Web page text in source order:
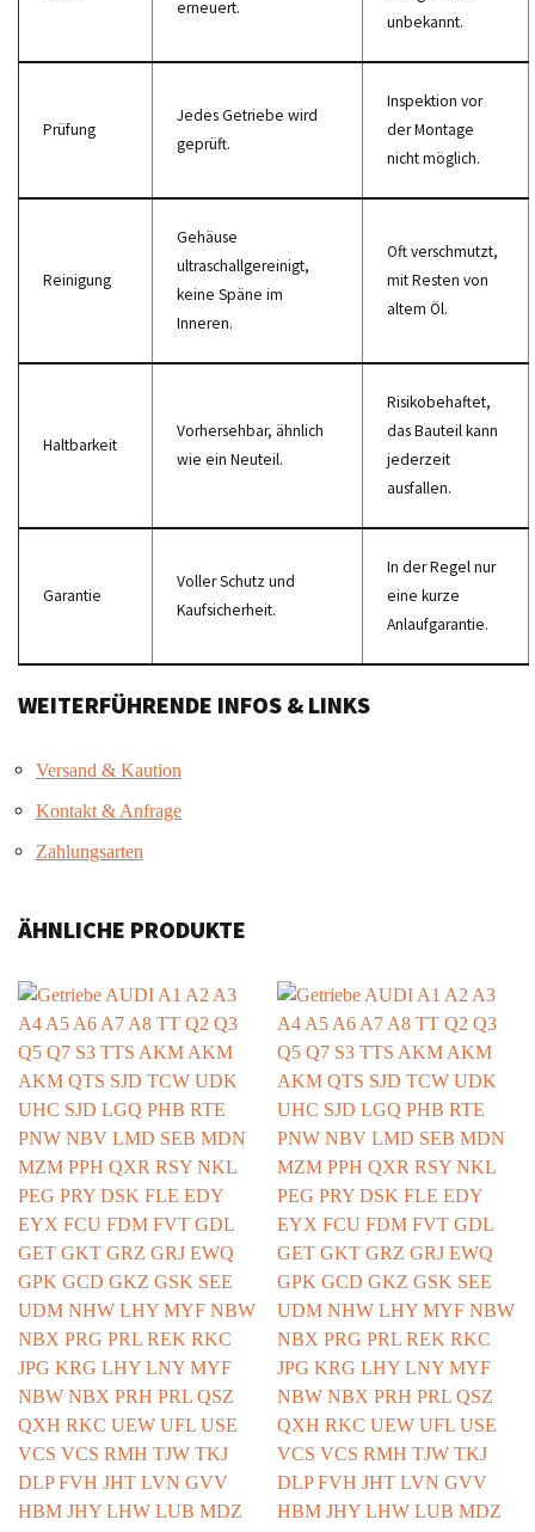
erneuert.
unbekannt.
Prüfung
Jedes Getriebe wird
geprüft.
Inspektion vor
der Montage
nicht möglich.
Reinigung
Gehäuse
ultraschallgereinigt,
keine Späne im
Inneren.
Oft verschmutzt,
mit Resten von
altem Öl.
Haltbarkeit
Vorhersehbar, ähnlich
wie ein Neuteil.
Risikobehaftet,
das Bauteil kann
jederzeit
ausfallen.
Garantie
Voller Schutz und
Kaufsicherheit.
In der Regel nur
eine kurze
Anlaufgarantie.
WEITERFÜHRENDE INFOS & LINKS
Versand & Kaution
Kontakt & Anfrage
Zahlungsarten
ÄHNLICHE PRODUKTE